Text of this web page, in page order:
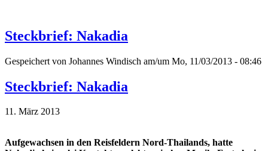
Steckbrief: Nakadia
Gespeichert von Johannes Windisch am/um Mo, 11/03/2013 - 08:46
Steckbrief: Nakadia
11. März 2013
Aufgewachsen in den Reisfeldern Nord-Thailands, hatte